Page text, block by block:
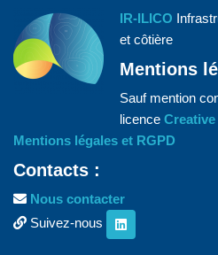
IR-ILICO
et côtière
Mentions
Sauf mention
licence
Mentions légales et RGPD
Contacts :
Nous contacter
Suivez-nous